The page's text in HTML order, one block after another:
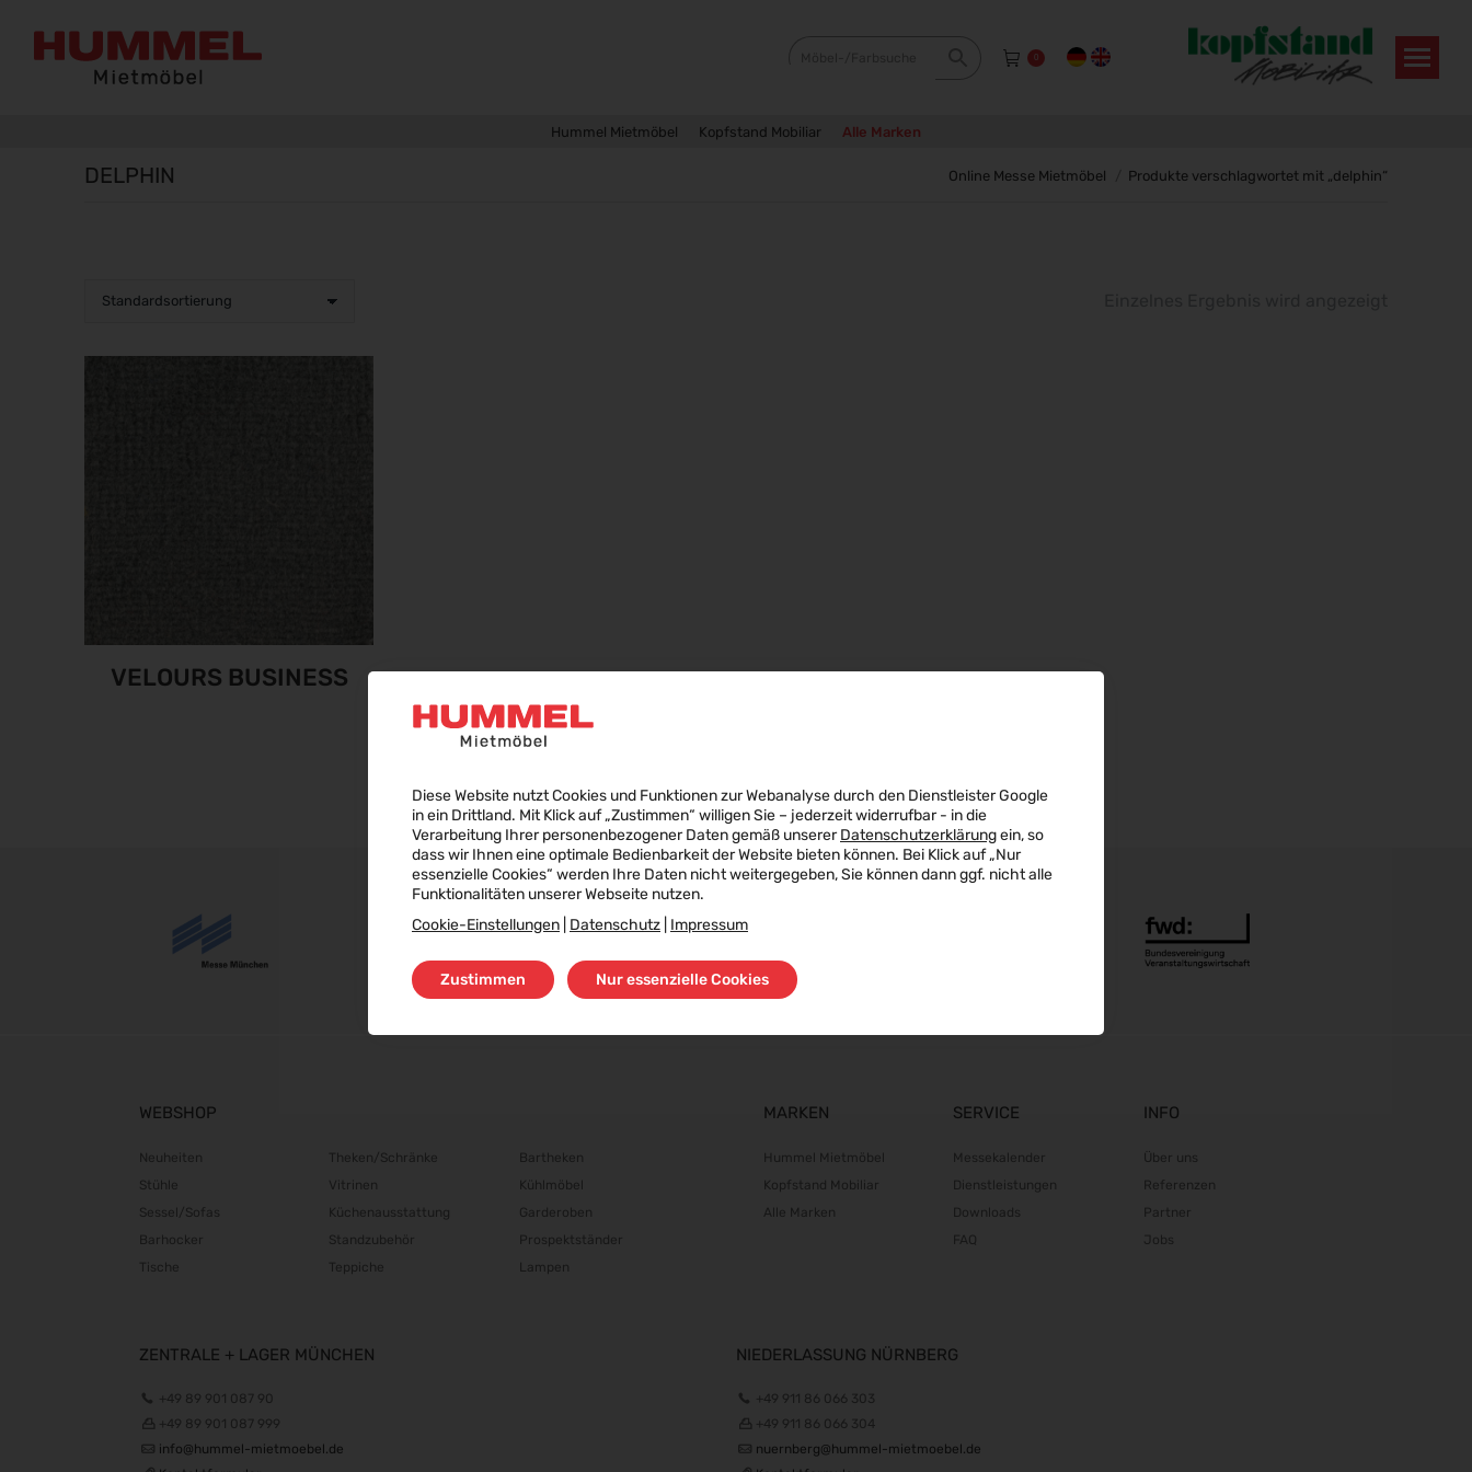
0
Hummel Mietmöbel Kopfstand Mobiliar Alle Marken
DELPHIN Sie befinden sich hier:
Online Messe Mietmöbel Produkte verschlagwortet mit „delphin“
VELOURS BUSINESS
WEBSHOP
Neuheiten
Stühle
Sessel/Sofas
Barhocker
Tische
Theken/Schränke
Vitrinen
Küchenausstattung
Standzubehör
Teppiche
Bartheken
Kühlmöbel
Garderoben
Prospektständer
Lampen
MARKEN
Hummel Mietmöbel
Kopfstand Mobiliar
Alle Marken
SERVICE
Messekalender
Dienstleistungen
Downloads
FAQ
INFO
Über uns
Referenzen
Partner
Jobs
ZENTRALE + LAGER MÜNCHEN
+49 89 901 087 90
+49 89 901 087 999
info@hummel-mietmoebel.de
NIEDERLASSUNG NÜRNBERG
+49 911 86 066 303
+49 911 86 066 304
nuernberg@hummel-mietmoebel.de
Diese Website nutzt Cookies und Funktionen zur Webanalyse durch den Dienstleister Google
in ein Drittland. Mit Klick auf „Zustimmen“ willigen Sie – jederzeit widerrufbar - in die
Verarbeitung Ihrer personenbezogener Daten gemäß unsererDatenschutzerklärungein, so
dass wir Ihnen eine optimale Bedienbarkeit der Website bieten können. Bei Klick auf „Nur
essenzielle Cookies“ werden Ihre Daten nicht weitergegeben, Sie können dann ggf. nicht alle
Funktionalitäten unserer Webseite nutzen.
Cookie-Einstellungen Datenschutz Impressum
Zustimmen Nur essenzielle Cookies